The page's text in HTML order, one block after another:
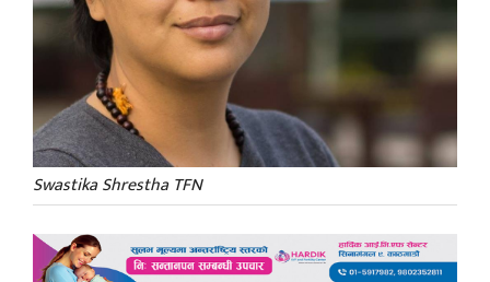
Swastika Shrestha TFN